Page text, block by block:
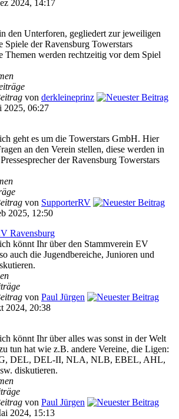
2024, 14:17
den Unterforen, gegliedert zur jeweiligen
Spiele der Ravensburg Towerstars
Themen werden rechtzeitig vor dem Spiel
von derkleineprinz
2025, 06:27
geht es um die Towerstars GmbH. Hier
an den Verein stellen, diese werden in
der Ravensburg Towerstars
von SupporterRV
2025, 12:50
Ravensburg
könnt Ihr über den Stammverein EV
auch die Jugendbereiche, Junioren und
von Paul Jürgen
2024, 20:38
könnt Ihr über alles was sonst in der Welt
tun hat wie z.B. andere Vereine, die Ligen:
DEL, DEL-II, NLA, NLB, EBEL, AHL,
diskutieren.
von Paul Jürgen
2024, 15:13